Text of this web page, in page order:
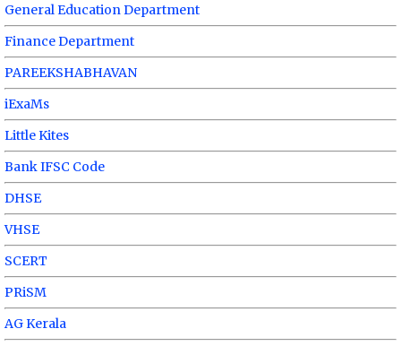
General Education Department
Finance Department
PAREEKSHABHAVAN
iExaMs
Little Kites
Bank IFSC Code
DHSE
VHSE
SCERT
PRiSM
AG Kerala